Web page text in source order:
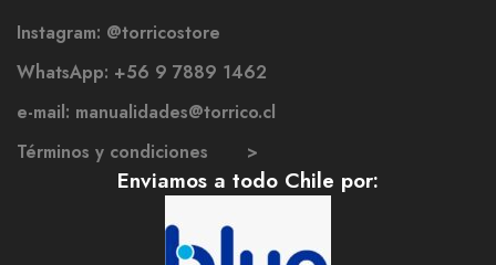
Instagram: @torricostore
WhatsApp: +56 9 7889 1462
e-mail: manualidades@torrico.cl
Términos y condiciones >
Enviamos a todo Chile por: